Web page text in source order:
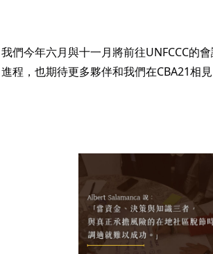
我們今年六月與十一月將前往UNFCCC的
進程，也期待更多夥伴和我們在CBA21相見